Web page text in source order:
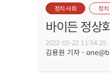
정치·사회 정치
바이든 정상
2022-05-22 11:54:25
김용원 기자 -